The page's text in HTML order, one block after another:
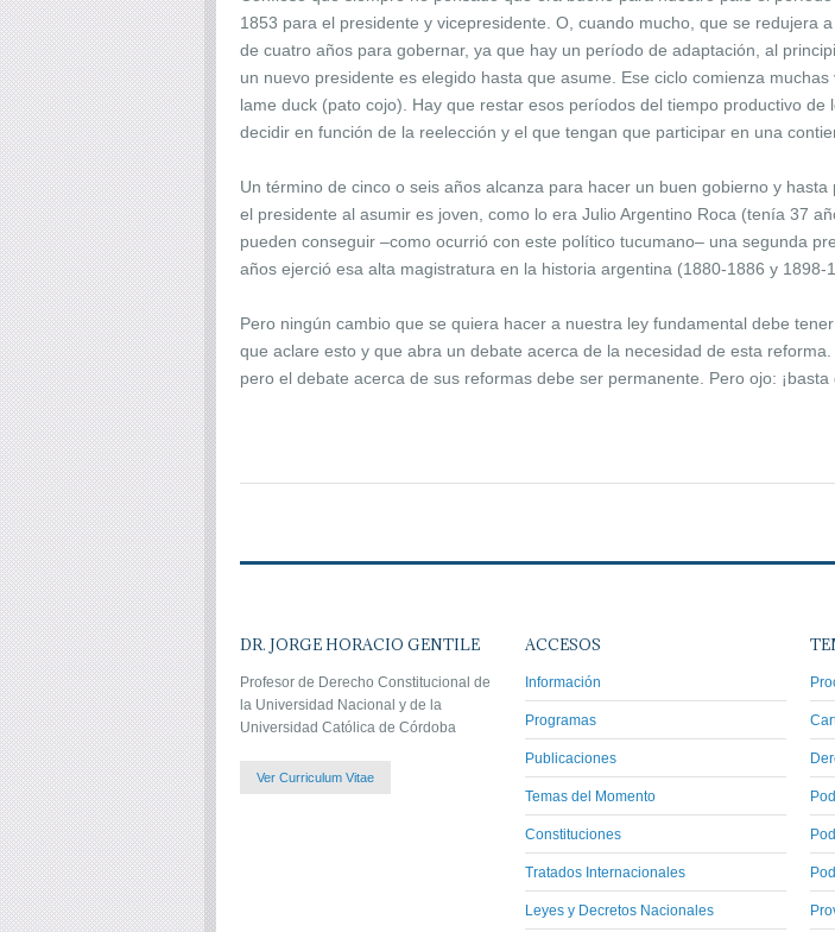
1853 para el presidente y vicepresidente. O, cuando mucho, que se redujera
de cuatro años para gobernar, ya que hay un período de adaptación, al
un nuevo presidente es elegido hasta que asume. Ese ciclo comienza
lame duck (pato cojo). Hay que restar esos períodos del tiempo productivo
decidir en función de la reelección y el que tengan que participar en una
Un término de cinco o seis años alcanza para hacer un buen gobierno y
el presidente al asumir es joven, como lo era Julio Argentino Roca (tenía 37
pueden conseguir –como ocurrió con este político tucumano– una segunda
años ejerció esa alta magistratura en la historia argentina (1880-1886 y 1898-
Pero ningún cambio que se quiera hacer a nuestra ley fundamental debe
que aclare esto y que abra un debate acerca de la necesidad de esta
pero el debate acerca de sus reformas debe ser permanente. Pero ojo:
DR. JORGE HORACIO GENTILE
Profesor de Derecho Constitucional de
la Universidad Nacional y de la
Universidad Católica de Córdoba
Ver Curriculum Vitae
ACCESOS
Información
Programas
Publicaciones
Temas del Momento
Constituciones
Tratados Internacionales
Leyes y Decretos Nacionales